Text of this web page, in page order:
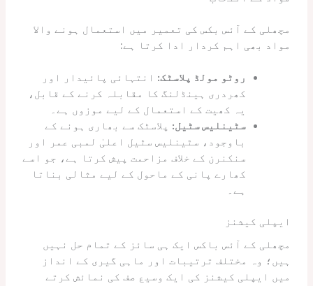
مچھلی کے آئس بکس کی تعمیر میں استعمال ہونے والا
مواد بھی اہم کردار ادا کرتا ہے:
روٹو مولڈ پلاسٹک: انتہائی پائیدار اور
کھردری ہینڈلنگ کا مقابلہ کرنے کے قابل،
یہ کھیت کے استعمال کے لیے موزوں ہے۔
سٹینلیس سٹیل: پلاسٹک سے بھاری ہونے کے
باوجود، سٹینلیس سٹیل اعلیٰ لمبی عمر اور
سنکنرن کے خلاف مزاحمت پیش کرتا ہے، جو اسے
کھارے پانی کے ماحول کے لیے مثالی بناتا
ہے۔
ایپلی کیشنز
مچھلی کے آئس باکس ایک ہی سائز کے تمام حل نہیں
ہیں؛ وہ مختلف ترتیبات اور ماہی گیری کے انداز
میں ایپلی کیشنز کی ایک وسیع صف کی نمائش کرتے